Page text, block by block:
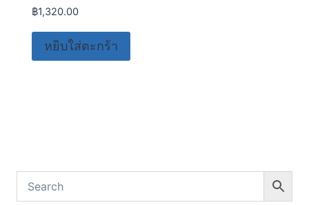
฿1,320.00
หยิบใส่ตะกร้า